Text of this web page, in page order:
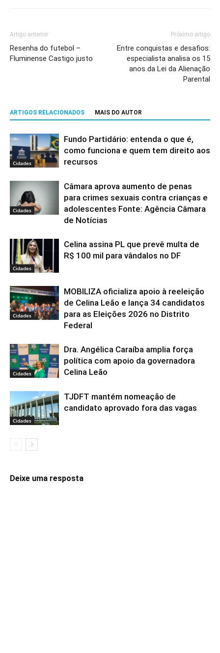
Artigo anterior
Resenha do futebol –
Fluminense Castigo justo
Próximo artigo
Entre conquistas e desafios:
especialista analisa os 15
anos da Lei da Alienação
Parental
ARTIGOS RELACIONADOS MAIS DO AUTOR
Cidades
Fundo Partidário: entenda o que é,
como funciona e quem tem direito aos
recursos
Cidades
Câmara aprova aumento de penas
para crimes sexuais contra crianças e
adolescentes Fonte: Agência Câmara
de Notícias
Cidades
Celina assina PL que prevê multa de
R$ 100 mil para vândalos no DF
Cidades
MOBILIZA oficializa apoio à reeleição
de Celina Leão e lança 34 candidatos
para as Eleições 2026 no Distrito
Federal
Cidades
Dra. Angélica Caraíba amplia força
política com apoio da governadora
Celina Leão
Cidades
TJDFT mantém nomeação de
candidato aprovado fora das vagas
Deixe uma resposta